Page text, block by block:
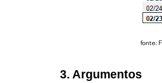
fonte:
3. Argumentos